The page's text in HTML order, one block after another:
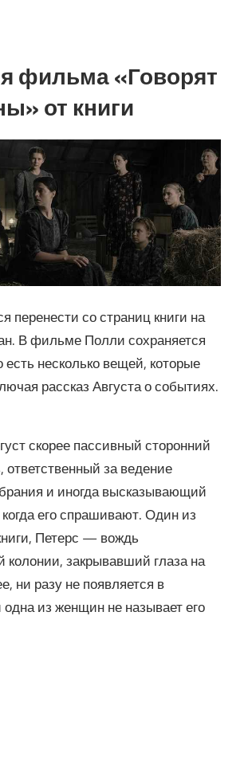
фильма «Говорят
от книги
перенести со страниц книги на
В фильме Полли сохраняется
есть несколько вещей, которые
рассказ Августа о событиях.
скорее пассивный сторонний
ответственный за ведение
и иногда высказывающий
его спрашивают. Один из
Петерс — вождь
колонии, закрывавший глаза на
ни разу не появляется в
из женщин не называет его